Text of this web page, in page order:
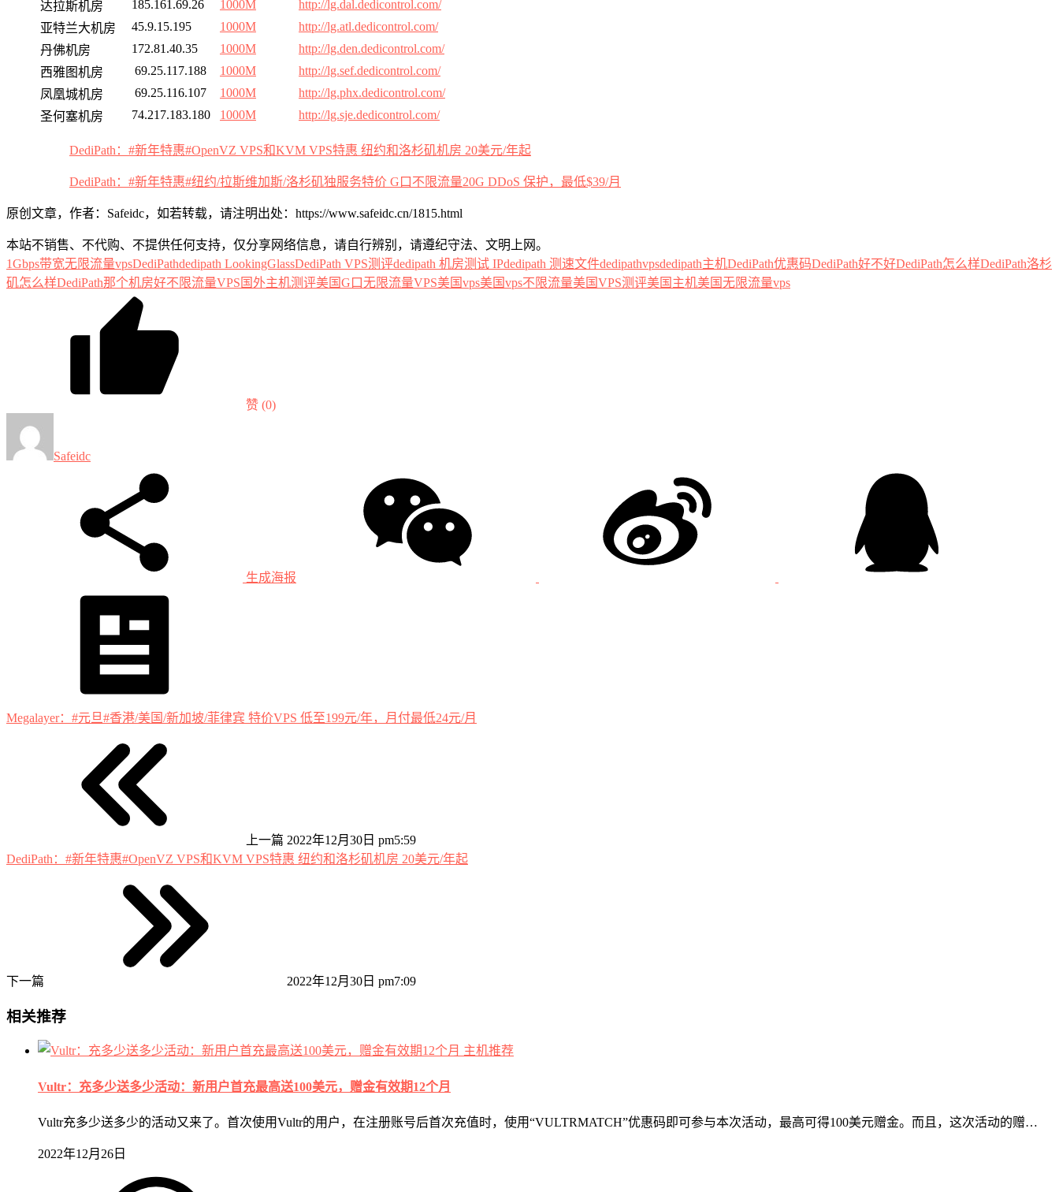
达拉斯机房
185.161.69.26 1000M
http://lg.dal.dedicontrol.com/
亚特兰大机房
45.9.15.195 1000M
http://lg.atl.dedicontrol.com/
丹佛机房
172.81.40.35 1000M
http://lg.den.dedicontrol.com/
西雅图机房
69.25.117.188 1000M
http://lg.sef.dedicontrol.com/
凤凰城机房
69.25.116.107 1000M
http://lg.phx.dedicontrol.com/
圣何塞机房
74.217.183.180 1000M http://lg.sje.dedicontrol.com/
DediPath：#新年特惠#OpenVZ VPS和KVM VPS特惠 纽约和洛杉矶机房 20美元/年起
DediPath：#新年特惠#纽约/拉斯维加斯/洛杉矶独服务特价 G口不限流量20G DDoS 保护，最低$39/月
原创文章，作者：Safeidc，如若转载，请注明出处：https://www.safeidc.cn/1815.html
本站不销售、不代购、不提供任何支持，仅分享网络信息，请自行辨别，请遵纪守法、文明上网。
1Gbps带宽无限流量vpsDediPathdedipath LookingGlassDediPath VPS测评dedipath 机房测试 IPdedipath 测速文件dedipathvpsdedipath主机DediPath优惠码DediPath好不好DediPath怎么样DediPath洛杉
矶怎么样DediPath那个机房好不限流量VPS 国外主机测评美国G口无限流量VPS美国vps美国vps不限流量美国VPS测评美国主机美国无限流量vps
赞 (0)
Safeidc
生成海报
Megalayer：#元旦#香港/美国/新加坡/菲律宾 特价VPS 低至199元/年，月付最低24元/月
上一篇 2022年12月30日 pm5:59
DediPath：#新年特惠#OpenVZ VPS和KVM VPS特惠 纽约和洛杉矶机房 20美元/年起
下一篇 2022年12月30日 pm7:09
相关推荐
主机推荐
Vultr：充多少送多少活动：新用户首充最高送100美元，赠金有效期12个月
Vultr充多少送多少的活动又来了。首次使用Vultr的用户，在注册账号后首次充值时，使用“VULTRMATCH”优惠码即可参与本次活动，最高可得100美元赠金。而且，这次活动的赠…
2022年12月26日